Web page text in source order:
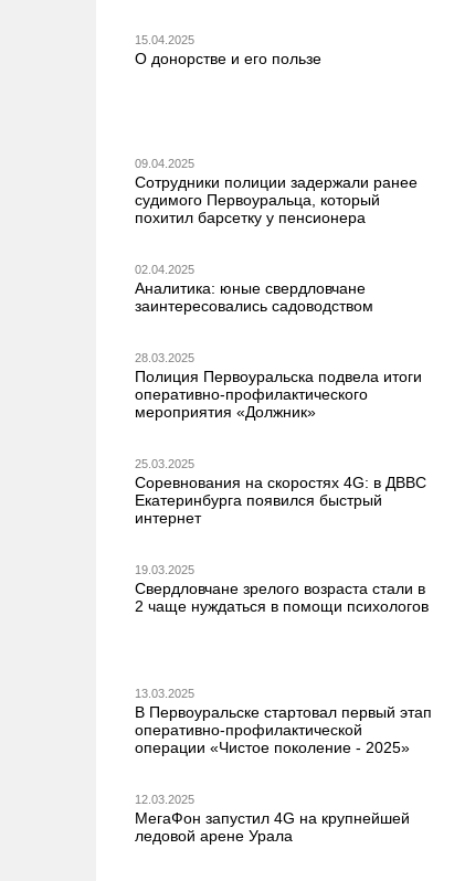
15.04.2025
О донорстве и его пользе
09.04.2025
Сотрудники полиции задержали ранее
судимого Первоуральца, который
похитил барсетку у пенсионера
02.04.2025
Аналитика: юные свердловчане
заинтересовались садоводством
28.03.2025
Полиция Первоуральска подвела итоги
оперативно-профилактического
мероприятия «Должник»
25.03.2025
Соревнования на скоростях 4G: в ДВВС
Екатеринбурга появился быстрый
интернет
19.03.2025
Свердловчане зрелого возраста стали в
2 чаще нуждаться в помощи психологов
13.03.2025
В Первоуральске стартовал первый этап
оперативно-профилактической
операции «Чистое поколение - 2025»
12.03.2025
МегаФон запустил 4G на крупнейшей
ледовой арене Урала